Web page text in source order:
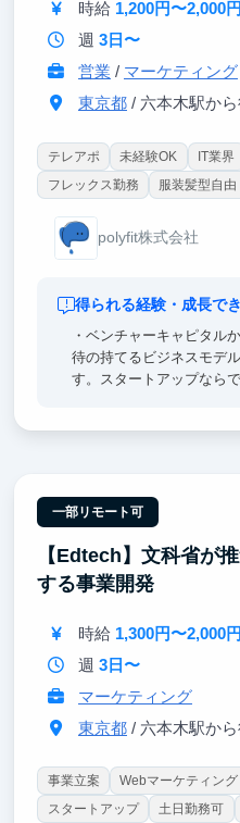
時給 1,200円〜2,000円
週 3日〜
営業 / マーケティング
東京都/ 六本木駅から
テレアポ 未経験OK IT業界
フレックス勤務
服装髪型自由
polyfit株式会社
得られる経験・成長で
・ベンチャーキャピタル
待の持てるビジネスモデ
す。スタートアップなら
人にとってはより、成長
一部リモート可
【Edtech】文科省が
する事業開発
時給 1,300円〜2,000円
週 3日〜
マーケティング
東京都/ 六本木駅から
事業立案 Webマーケティング
スタートアップ
土日勤務可